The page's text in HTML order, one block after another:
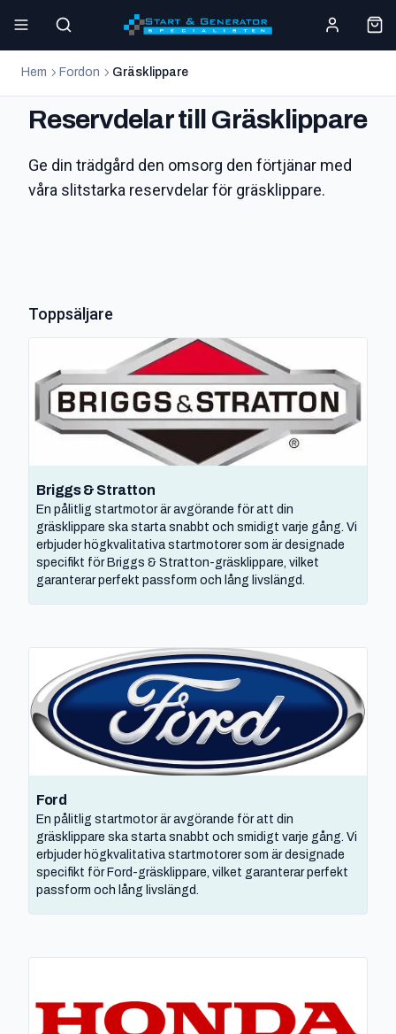
Hem Fordon Gräsklippare
Reservdelar till Gräsklippare
Ge din trädgård den omsorg den förtjänar med
våra slitstarka reservdelar för gräsklippare.
Toppsäljare
Briggs & Stratton
En pålitlig startmotor är avgörande för att din
gräsklippare ska starta snabbt och smidigt varje gång. Vi
erbjuder högkvalitativa startmotorer som är designade
specifikt för Briggs & Stratton-gräsklippare, vilket
garanterar perfekt passform och lång livslängd.
Ford
En pålitlig startmotor är avgörande för att din
gräsklippare ska starta snabbt och smidigt varje gång. Vi
erbjuder högkvalitativa startmotorer som är designade
specifikt för Ford-gräsklippare, vilket garanterar perfekt
passform och lång livslängd.